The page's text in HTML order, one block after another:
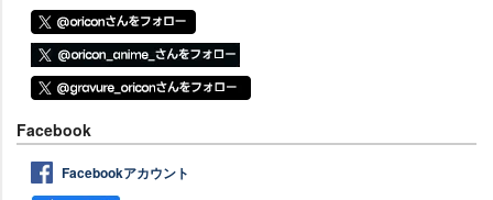
Facebook
Facebookアカウント